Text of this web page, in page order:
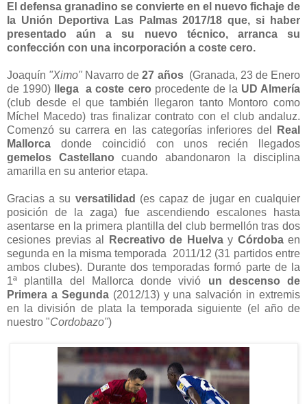
El defensa granadino se convierte en el nuevo fichaje de
la Unión Deportiva Las Palmas 2017/18 que, si haber
presentado aún a su nuevo técnico, arranca su
confección con una incorporación a coste cero.
Joaquín "Ximo" Navarro de27 años(Granada, 23 de Enero
de 1990)
llega a coste cero procedente de la UD Almería
(club desde el que también llegaron tanto Montoro como
Míchel Macedo) tras finalizar contrato con el club andaluz.
Comenzó su carrera en las categorías inferiores del
Real
Mallorca donde coincidió con unos recién llegados
gemelos Castellano cuando abandonaron la disciplina
amarilla en su anterior etapa.
Gracias a su versatilidad (es capaz de jugar en cualquier
posición de la zaga) fue ascendiendo escalones hasta
asentarse en la primera plantilla del club bermellón tras dos
cesiones previas al
Recreativo de Huelvay Córdobaen
segunda en la misma temporada 2011/12 (31 partidos entre
ambos clubes). Durante dos temporadas formó parte de la
1ª plantilla del Mallorca donde vivió un descenso de
Primera a Segunda (2012/13) y una salvación in extremis
en la división de plata la temporada siguiente (el año de
nuestro "Cordobazo")